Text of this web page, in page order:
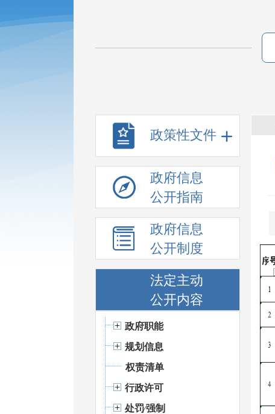
政策性文件
政府信息
公开指南
政府信息
公开制度
法定主动
公开内容
政府职能
规划信息
权责清单
行政许可
处罚⁄强制